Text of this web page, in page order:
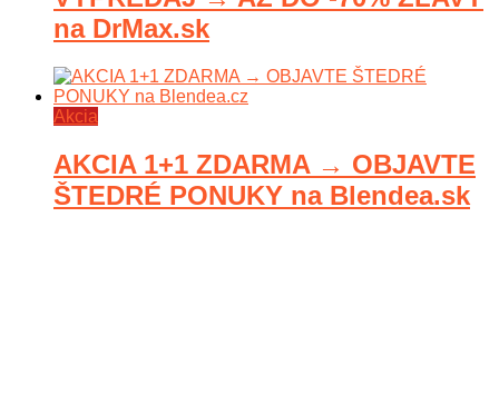
na DrMax.sk
Akcia
AKCIA 1+1 ZDARMA → OBJAVTE
ŠTEDRÉ PONUKY na Blendea.sk